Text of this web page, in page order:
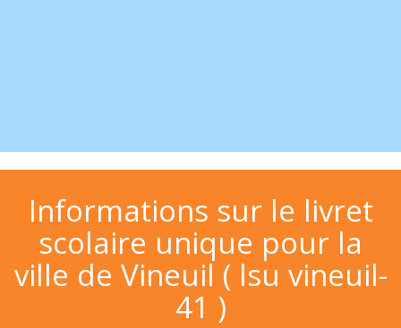
Informations sur le livret
scolaire unique pour la
ville de Vineuil ( lsu vineuil-
41 )